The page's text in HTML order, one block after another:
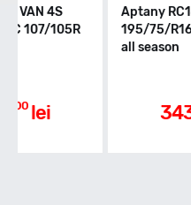
Aderenta pe carosabil ud
Aptany RC147
195/75/R16C 110/108R